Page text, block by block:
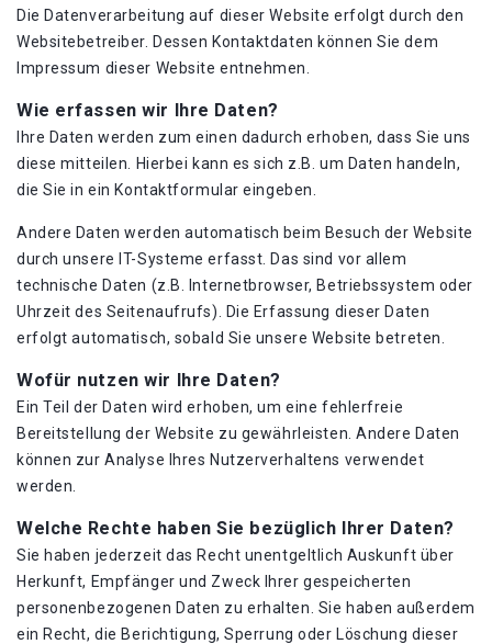
Die Datenverarbeitung auf dieser Website erfolgt durch den
Websitebetreiber. Dessen Kontaktdaten können Sie dem
Impressum dieser Website entnehmen.
Wie erfassen wir Ihre Daten?
Ihre Daten werden zum einen dadurch erhoben, dass Sie uns
diese mitteilen. Hierbei kann es sich z.B. um Daten handeln,
die Sie in ein Kontaktformular eingeben.
Andere Daten werden automatisch beim Besuch der Website
durch unsere IT-Systeme erfasst. Das sind vor allem
technische Daten (z.B. Internetbrowser, Betriebssystem oder
Uhrzeit des Seitenaufrufs). Die Erfassung dieser Daten
erfolgt automatisch, sobald Sie unsere Website betreten.
Wofür nutzen wir Ihre Daten?
Ein Teil der Daten wird erhoben, um eine fehlerfreie
Bereitstellung der Website zu gewährleisten. Andere Daten
können zur Analyse Ihres Nutzerverhaltens verwendet
werden.
Welche Rechte haben Sie bezüglich Ihrer Daten?
Sie haben jederzeit das Recht unentgeltlich Auskunft über
Herkunft, Empfänger und Zweck Ihrer gespeicherten
personenbezogenen Daten zu erhalten. Sie haben außerdem
ein Recht, die Berichtigung, Sperrung oder Löschung dieser